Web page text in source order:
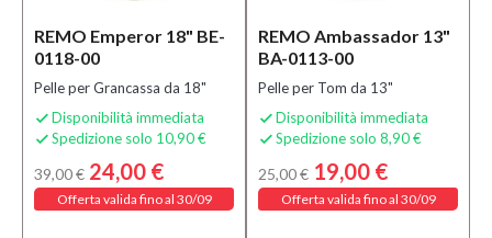
REMO Emperor 18" BE-
0118-00
Pelle per Grancassa da 18"
 Disponibilità immediata
 Spedizione solo 10,90 €
39,00 € 24,00 €
Offerta valida fino al 30/09
REMO Ambassador 13"
BA-0113-00
Pelle per Tom da 13"
 Disponibilità immediata
 Spedizione solo 8,90 €
25,00 € 19,00 €
Offerta valida fino al 30/09